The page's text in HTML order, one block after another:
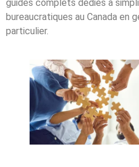
guides complets dédiés à
bureaucratiques au Canada en
particulier.